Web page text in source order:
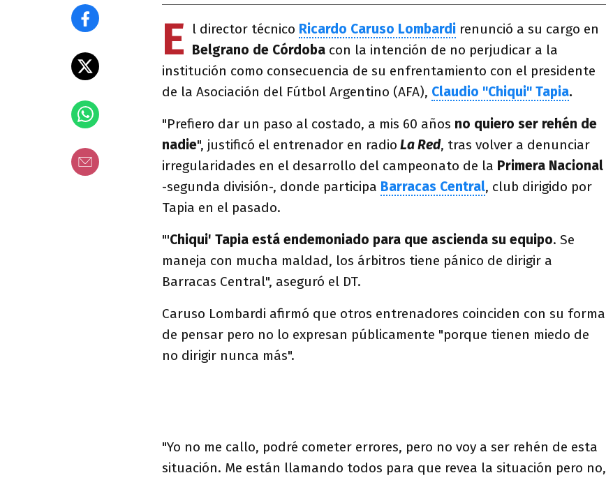
E l director técnico Ricardo Caruso Lombardi renunció a su cargo en
Belgrano de Córdoba con la intención de no perjudicar a la
institución como consecuencia de su enfrentamiento con el presidente
de la Asociación del Fútbol Argentino (AFA), Claudio "Chiqui" Tapia.
"Prefiero dar un paso al costado, a mis 60 años no quiero ser rehén de
nadie", justificó el entrenador en radio La Red, tras volver a denunciar
irregularidades en el desarrollo del campeonato de la Primera Nacional
-segunda división-, donde participa Barracas Central, club dirigido por
Tapia en el pasado.
"'Chiqui' Tapia está endemoniado para que ascienda su equipo. Se
maneja con mucha maldad, los árbitros tiene pánico de dirigir a
Barracas Central", aseguró el DT.
Caruso Lombardi afirmó que otros entrenadores coinciden con su forma
de pensar pero no lo expresan públicamente "porque tienen miedo de
no dirigir nunca más".
"Yo no me callo, podré cometer errores, pero no voy a ser rehén de esta
situación. Me están llamando todos para que revea la situación pero no,